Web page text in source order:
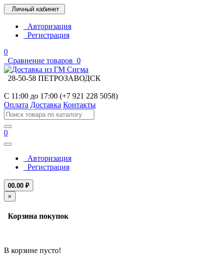
Личный кабинет
Авторизация
Регистрация
0
Сравнение товаров 0
28-50-58 ПЕТРОЗАВОДСК
С 11:00 до 17:00 (+7 921 228 5058)
Оплата Доставка Контакты
0
Авторизация
Регистрация
00.00 ₽
×
Корзина покупок
В корзине пусто!